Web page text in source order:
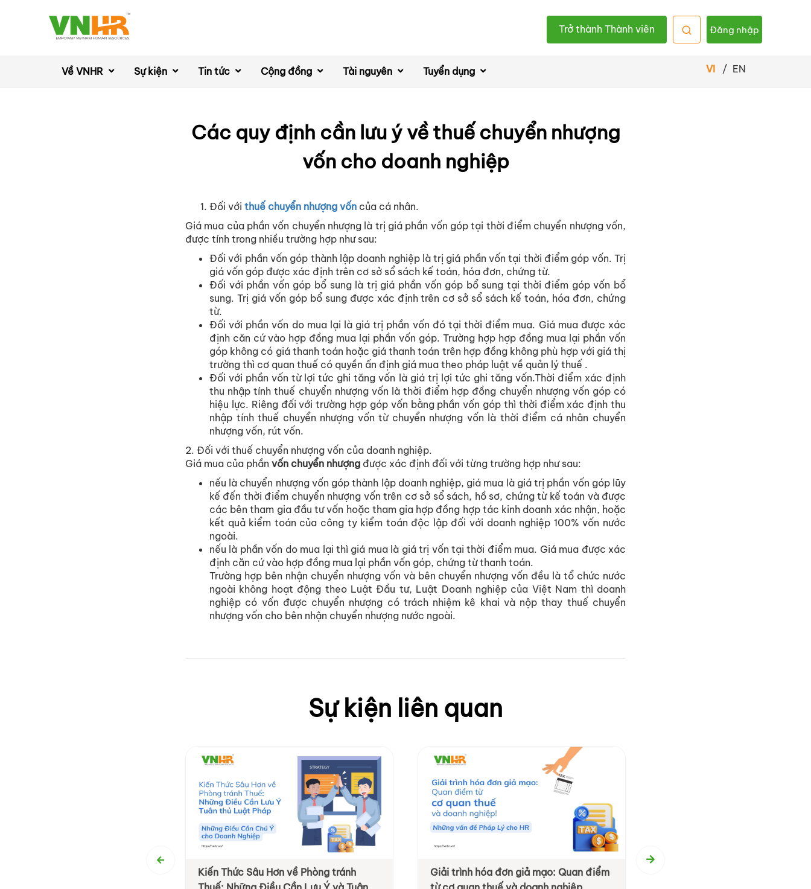
Trở thành Thành viên Đăng nhập
Về VNHR Sự kiện Tin tức Cộng đồng Tài nguyên Tuyển dụng VI / EN
Các quy định cần lưu ý về thuế chuyển nhượng
vốn cho doanh nghiệp
Đối với thuế chuyển nhượng vốn của cá nhân.
Giá mua của phần vốn chuyển nhượng là trị giá phần vốn góp tại thời điểm chuyển nhượng vốn,
được tính trong nhiều trường hợp như sau:
Đối với phần vốn góp thành lập doanh nghiệp là trị giá phần vốn tại thời điểm góp vốn. Trị
giá vốn góp được xác định trên cơ sở sổ sách kế toán, hóa đơn, chứng từ.
Đối với phần vốn góp bổ sung là trị giá phần vốn góp bổ sung tại thời điểm góp vốn bổ
sung. Trị giá vốn góp bổ sung được xác định trên cơ sở sổ sách kế toán, hóa đơn, chứng
từ.
Đối với phần vốn do mua lại là giá trị phần vốn đó tại thời điểm mua. Giá mua được xác
định căn cứ vào hợp đồng mua lại phần vốn góp. Trường hợp hợp đồng mua lại phần vốn
góp không có giá thanh toán hoặc giá thanh toán trên hợp đồng không phù hợp với giá thị
trường thì cơ quan thuế có quyền ấn định giá mua theo pháp luật về quản lý thuế .
Đối với phần vốn từ lợi tức ghi tăng vốn là giá trị lợi tức ghi tăng vốn.Thời điểm xác định
thu nhập tính thuế chuyển nhượng vốn là thời điểm hợp đồng chuyển nhượng vốn góp có
hiệu lực. Riêng đối với trường hợp góp vốn bằng phần vốn góp thì thời điểm xác định thu
nhập tính thuế chuyển nhượng vốn từ chuyển nhượng vốn là thời điểm cá nhân chuyển
nhượng vốn, rút vốn.
2. Đối với thuế chuyển nhượng vốn của doanh nghiệp.
Giá mua của phần vốn chuyển nhượng được xác định đối với từng trường hợp như sau:
nếu là chuyển nhượng vốn góp thành lập doanh nghiệp, giá mua là giá trị phần vốn góp lũy
kế đến thời điểm chuyển nhượng vốn trên cơ sở sổ sách, hồ sơ, chứng từ kế toán và được
các bên tham gia đầu tư vốn hoặc tham gia hợp đồng hợp tác kinh doanh xác nhận, hoặc
kết quả kiểm toán của công ty kiểm toán độc lập đối với doanh nghiệp 100% vốn nước
ngoài.
nếu là phần vốn do mua lại thì giá mua là giá trị vốn tại thời điểm mua. Giá mua được xác
định căn cứ vào hợp đồng mua lại phần vốn góp, chứng từ thanh toán.
Trường hợp bên nhận chuyển nhượng vốn và bên chuyển nhượng vốn đều là tổ chức nước
ngoài không hoạt động theo Luật Đầu tư, Luật Doanh nghiệp của Việt Nam thì doanh
nghiệp có vốn được chuyển nhượng có trách nhiệm kê khai và nộp thay thuế chuyển
nhượng vốn cho bên nhận chuyển nhượng nước ngoài.
Sự kiện liên quan
Kiến Thức Sâu Hơn về Phòng tránh
Giải trình hóa đơn giả mạo: Quan điểm